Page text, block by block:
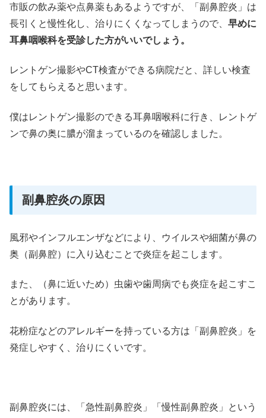
市販の飲み薬や点鼻薬もあるようですが、「副鼻腔炎」は
長引くと慢性化し、治りにくくなってしまうので、 早めに
耳鼻咽喉科を受診した方がいいでしょう。
レントゲン撮影やCT検査ができる病院だと、詳しい検査
をしてもらえると思います。
僕はレントゲン撮影のできる耳鼻咽喉科に行き、レントゲ
ンで鼻の奥に膿が溜まっているのを確認しました。
副鼻腔炎の原因
風邪やインフルエンザなどにより、ウイルスや細菌が鼻の
奥（副鼻腔）に入り込むことで炎症を起こします。
また、（鼻に近いため）虫歯や歯周病でも炎症を起こすこ
とがあります。
花粉症などのアレルギーを持っている方は「副鼻腔炎」を
発症しやすく、治りにくいです。
副鼻腔炎には、「急性副鼻腔炎」「慢性副鼻腔炎」という